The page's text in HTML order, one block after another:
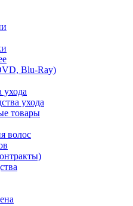
Blu-Ray)
ухода
ухода
товары
волос